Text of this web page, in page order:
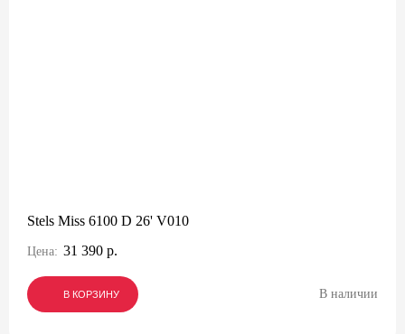
Stels Miss 6100 D 26' V010
Цена: 31 390 р.
В КОРЗИНУ
В КОРЗИНУ
В КОРЗИНУ В наличии